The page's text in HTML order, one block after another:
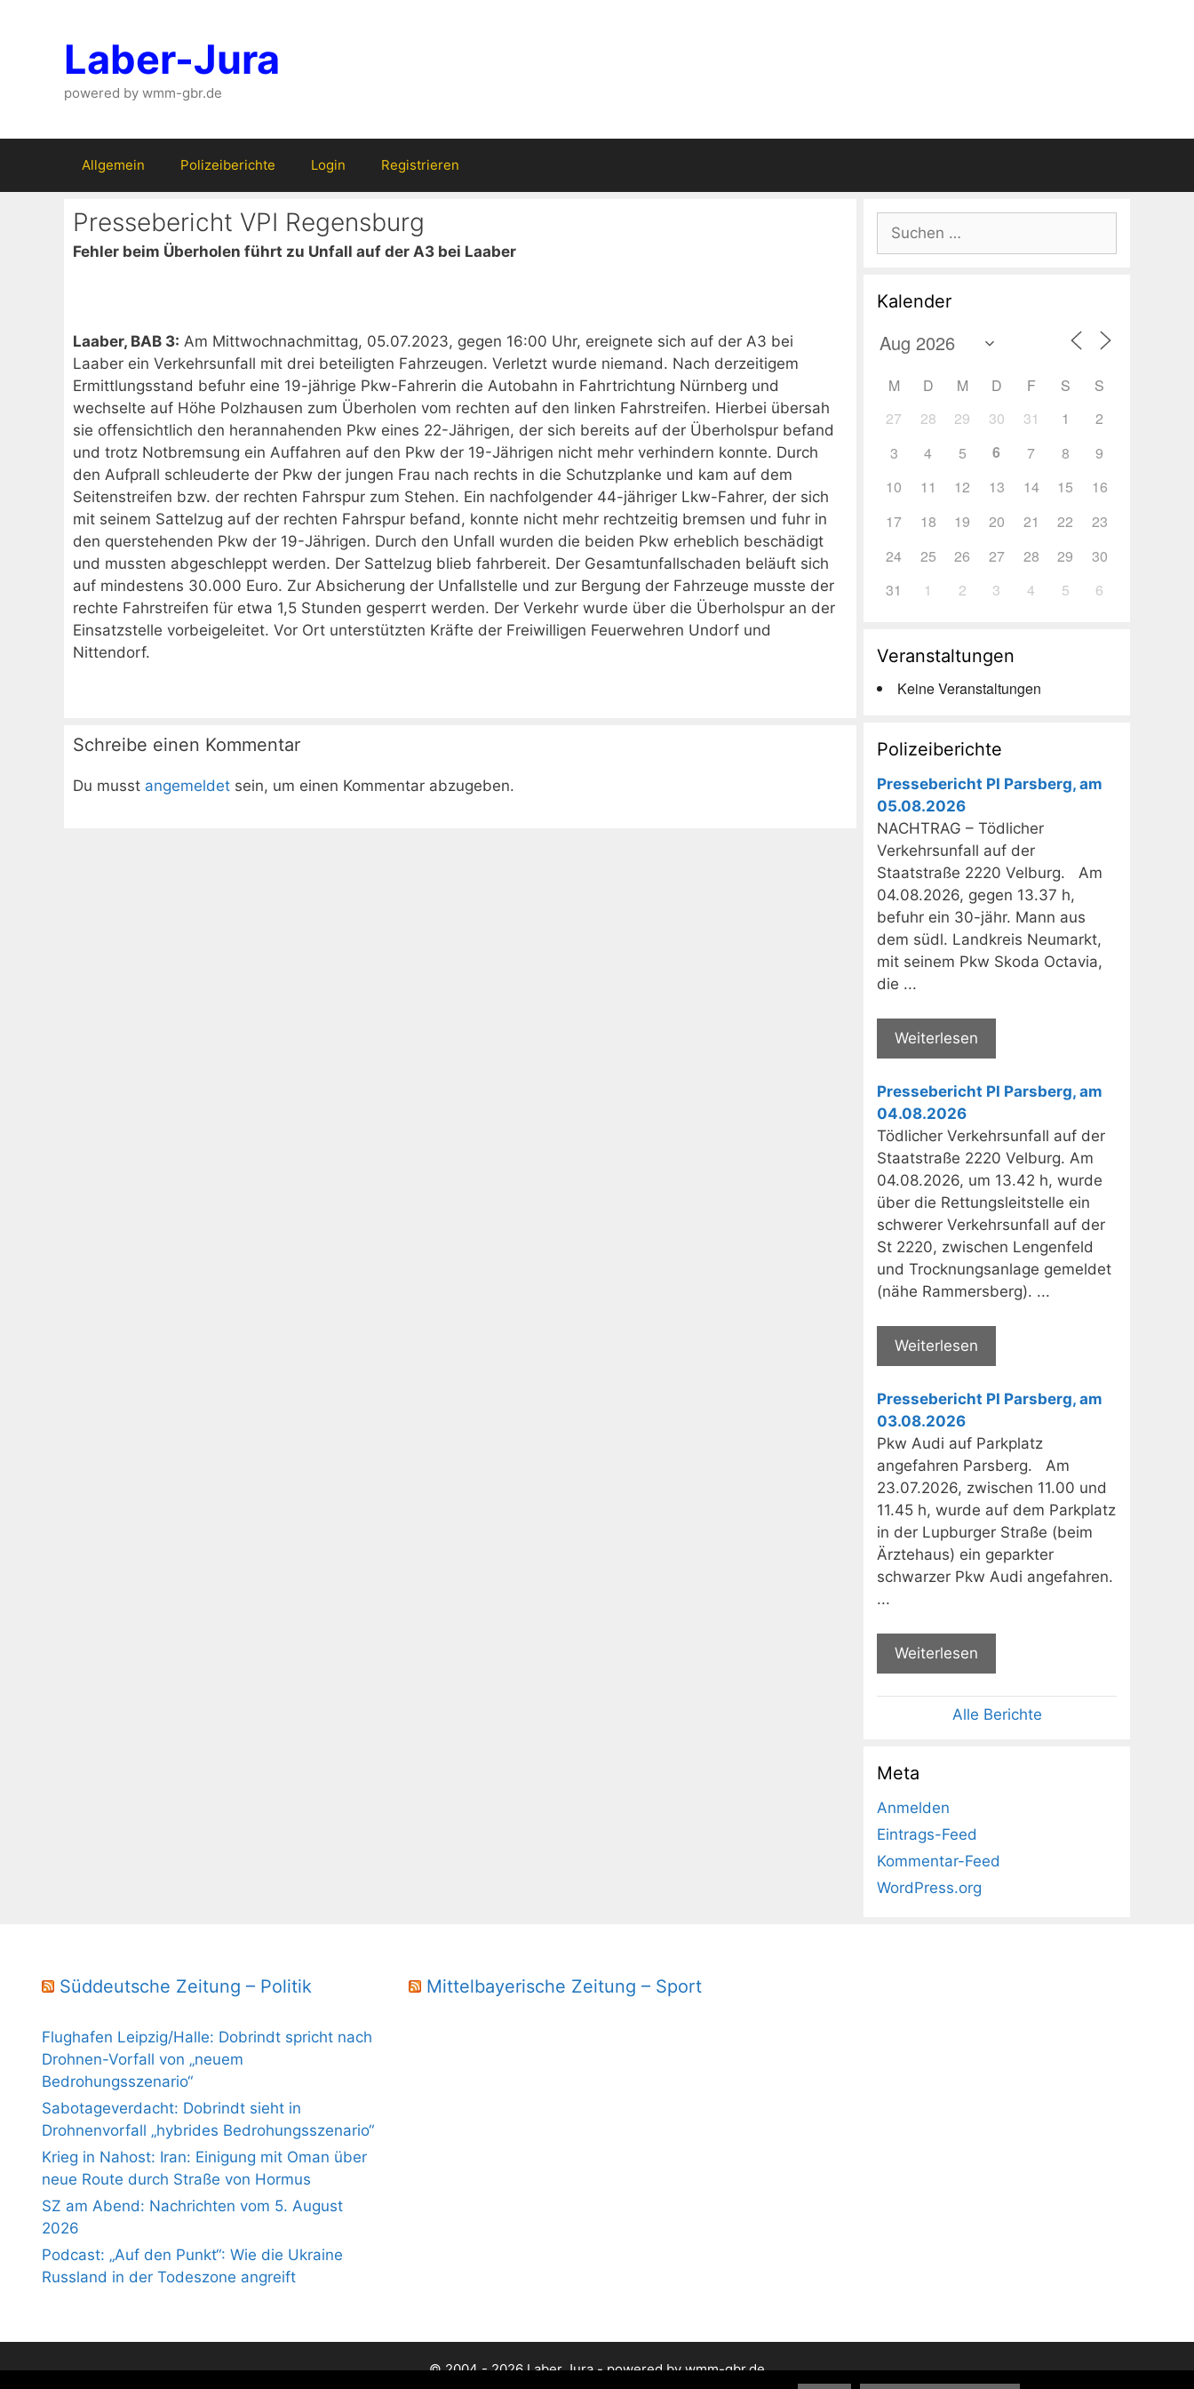
Laber-Jura
powered by wmm-gbr.de
Allgemein Polizeiberichte Login Registrieren
Pressebericht VPI Regensburg
Fehler beim Überholen führt zu Unfall auf der A3 bei Laaber
Laaber, BAB 3: Am Mittwochnachmittag, 05.07.2023, gegen 16:00 Uhr, ereignete sich auf der A3 bei
Laaber ein Verkehrsunfall mit drei beteiligten Fahrzeugen. Verletzt wurde niemand. Nach derzeitigem
Ermittlungsstand befuhr eine 19-jährige Pkw-Fahrerin die Autobahn in Fahrtrichtung Nürnberg und
wechselte auf Höhe Polzhausen zum Überholen vom rechten auf den linken Fahrstreifen. Hierbei übersah
sie offensichtlich den herannahenden Pkw eines 22-Jährigen, der sich bereits auf der Überholspur befand
und trotz Notbremsung ein Auffahren auf den Pkw der 19-Jährigen nicht mehr verhindern konnte. Durch
den Aufprall schleuderte der Pkw der jungen Frau nach rechts in die Schutzplanke und kam auf dem
Seitenstreifen bzw. der rechten Fahrspur zum Stehen. Ein nachfolgender 44-jähriger Lkw-Fahrer, der sich
mit seinem Sattelzug auf der rechten Fahrspur befand, konnte nicht mehr rechtzeitig bremsen und fuhr in
den querstehenden Pkw der 19-Jährigen. Durch den Unfall wurden die beiden Pkw erheblich beschädigt
und mussten abgeschleppt werden. Der Sattelzug blieb fahrbereit. Der Gesamtunfallschaden beläuft sich
auf mindestens 30.000 Euro. Zur Absicherung der Unfallstelle und zur Bergung der Fahrzeuge musste der
rechte Fahrstreifen für etwa 1,5 Stunden gesperrt werden. Der Verkehr wurde über die Überholspur an der
Einsatzstelle vorbeigeleitet. Vor Ort unterstützten Kräfte der Freiwilligen Feuerwehren Undorf und
Nittendorf.
Schreibe einen Kommentar
Du musst angemeldet sein, um einen Kommentar abzugeben.
Suchen
nach:
Kalender
M D M D F S
S
27
28 29 30 31 1
2
3
4 5 6 7 8
9
10
11 12 13 14 15
16
17
18 19 20 21 22
23
24
25 26 27 28 29
30
31
1 2 3 4 5 6
Veranstaltungen
Keine Veranstaltungen
Polizeiberichte
Pressebericht PI Parsberg, am
05.08.2026
NACHTRAG – Tödlicher
Verkehrsunfall auf der
Staatstraße 2220 Velburg. Am
04.08.2026, gegen 13.37 h,
befuhr ein 30-jähr. Mann aus
dem südl. Landkreis Neumarkt,
mit seinem Pkw Skoda Octavia,
die ...
Weiterlesen
Pressebericht PI Parsberg, am
04.08.2026
Tödlicher Verkehrsunfall auf der
Staatstraße 2220 Velburg. Am
04.08.2026, um 13.42 h, wurde
über die Rettungsleitstelle ein
schwerer Verkehrsunfall auf der
St 2220, zwischen Lengenfeld
und Trocknungsanlage gemeldet
(nähe Rammersberg). ...
Weiterlesen
Pressebericht PI Parsberg, am
03.08.2026
Pkw Audi auf Parkplatz
angefahren Parsberg. Am
23.07.2026, zwischen 11.00 und
11.45 h, wurde auf dem Parkplatz
in der Lupburger Straße (beim
Ärztehaus) ein geparkter
schwarzer Pkw Audi angefahren.
...
Weiterlesen
Alle Berichte
Meta
Anmelden
Eintrags-Feed
Kommentar-Feed
WordPress.org
Süddeutsche Zeitung – Politik
Flughafen Leipzig/Halle: Dobrindt spricht nach
Drohnen-Vorfall von „neuem
Bedrohungsszenario“
Sabotageverdacht: Dobrindt sieht in
Drohnenvorfall „hybrides Bedrohungsszenario“
Krieg in Nahost: Iran: Einigung mit Oman über
neue Route durch Straße von Hormus
SZ am Abend: Nachrichten vom 5. August
2026
Podcast: „Auf den Punkt“: Wie die Ukraine
Russland in der Todeszone angreift
Mittelbayerische Zeitung – Sport
© 2004 - 2026 Laber Jura - powered by wmm-gbr.de